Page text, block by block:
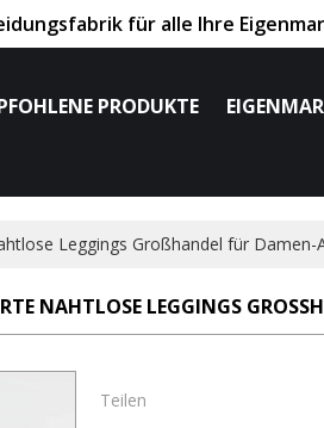
für alle Ihre
PRODUKTE
Leggings Großhandel für Damen-
NAHTLOSE LEGGINGS
Teilen